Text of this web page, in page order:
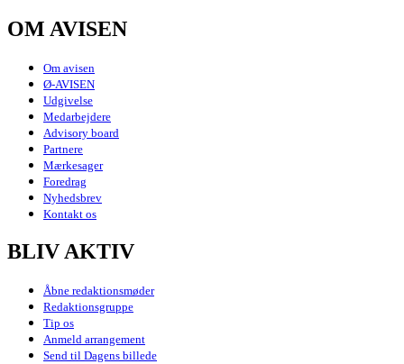
OM AVISEN
Om avisen
Ø-AVISEN
Udgivelse
Medarbejdere
Advisory board
Partnere
Mærkesager
Foredrag
Nyhedsbrev
Kontakt os
BLIV AKTIV
Åbne redaktionsmøder
Redaktionsgruppe
Tip os
Anmeld arrangement
Send til Dagens billede